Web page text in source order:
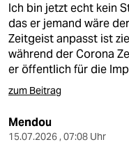
Ich bin jetzt echt kein
das er jemand wäre
Zeitgeist anpasst ist
während der Corona
er öffentlich für die
zum Beitrag
Mendou
15.07.2026 , 07:08 Uhr